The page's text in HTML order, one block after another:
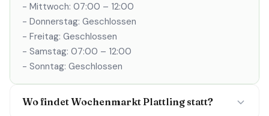
- Mittwoch: 07:00 – 12:00
- Donnerstag: Geschlossen
- Freitag: Geschlossen
- Samstag: 07:00 – 12:00
- Sonntag: Geschlossen
Wo findet Wochenmarkt Plattling statt?